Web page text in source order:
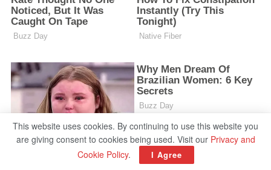
This website uses cookies. By continuing to use this website you
are giving consent to cookies being used. Visit our Privacy and
Cookie Policy. I Agree